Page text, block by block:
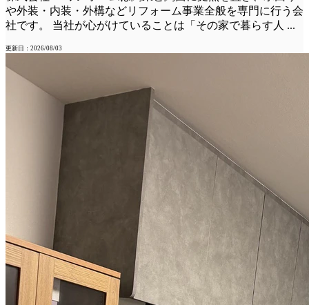
や外装・内装・外構などリフォーム事業全般を専門に行う会
社です。 当社が心がけていることは「その家で暮らす人 ...
更新日：2026/08/03